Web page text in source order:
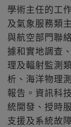
學術主任的工
及氣象服務類
與航空部門聯
據和實地調查
理及輻射監測
析、海洋物理
報告。資訊科
統開發、授時
支援及系統故